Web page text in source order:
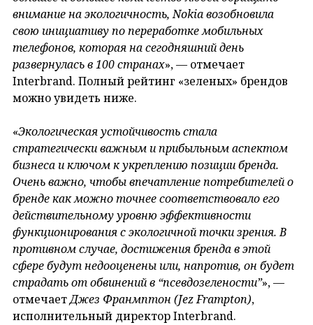
внимание на экологичность, Nokia возобновила
свою инициативу по переработке мобильных
телефонов, которая на сегодняшний день
развернулась в 100 странах», — отмечает
Interbrand. Полный рейтинг «зеленых» брендов
можно увидеть ниже.
«Экологическая устойчивость стала
стратегически важным и прибыльным аспектом
бизнеса и ключом к укреплению позиции бренда.
Очень важно, чтобы впечатление потребителей о
бренде как можно точнее соответствовало его
действительному уровню эффективности
функционирования с экологичной точки зрения. В
противном случае, достижения бренда в этой
сфере будут недооценены или, напротив, он будет
страдать от обвинений в “псевдозелености”», —
отмечаетДжез Франмптон (Jez Frampton),
исполнительный директор Interbrand.